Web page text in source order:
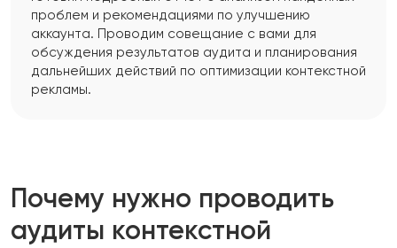
проблем и рекомендациями по улучшению
аккаунта. Проводим совещание с вами для
обсуждения результатов аудита и планирования
дальнейших действий по оптимизации контекстной
рекламы.
Почему нужно проводить
аудиты контекстной